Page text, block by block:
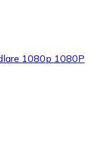
1080p 1080P